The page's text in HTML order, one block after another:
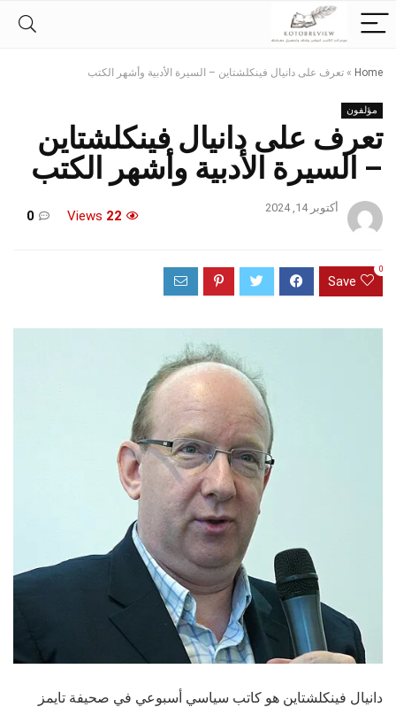
Home
» تعرف على دانيال فينكلشتاين – السيرة الأدبية وأشهر الكتب
مؤلفون
تعرف على دانيال فينكلشتاين
– السيرة الأدبية وأشهر الكتب
أكتوبر 14, 2024
22
0
Save
0
دانيال فينكلشتاين هو كاتب سياسي أسبوعي في صحيفة تايمز